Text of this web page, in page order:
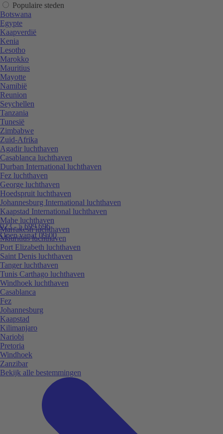
023 - 5 699 696
Open vanaf 09:00
Populaire steden
Botswana
Egypte
Kaapverdië
Kenia
Lesotho
Marokko
Mauritius
Mayotte
Namibië
Reunion
Seychellen
Tanzania
Tunesië
Zimbabwe
Zuid-Afrika
Agadir luchthaven
Casablanca luchthaven
Durban International luchthaven
Fez luchthaven
George luchthaven
Hoedspruit luchthaven
Johannesburg International luchthaven
Kaapstad International luchthaven
Mahe luchthaven
Marrakesh luchthaven
Mauritius luchthaven
Port Elizabeth luchthaven
Saint Denis luchthaven
Tanger luchthaven
Tunis Carthago luchthaven
Windhoek luchthaven
Casablanca
Fez
Johannesburg
Kaapstad
Kilimanjaro
Nariobi
Pretoria
Windhoek
Zanzibar
Bekijk alle bestemmingen